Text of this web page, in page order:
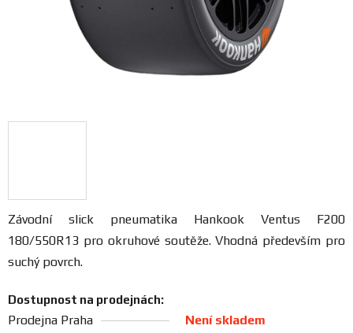
Obchodní
podmínky
a
katalogy
Prodejny
Závodní slick pneumatika Hankook Ventus F200
180/550R13 pro okruhové soutěže. Vhodná především pro
suchý povrch.
Dostupnost na prodejnách:
Prodejna Praha
Není skladem